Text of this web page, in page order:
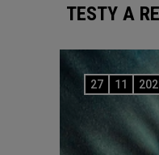
TESTY A
27 11